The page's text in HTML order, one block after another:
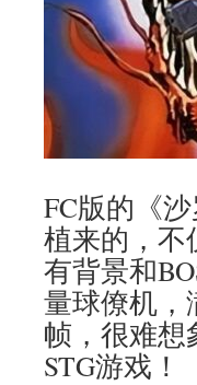
FC版的《
植来的，不
有背景和
量球僚机，
帧，很难想
STG游戏！